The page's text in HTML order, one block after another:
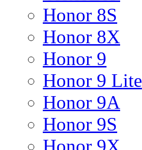
Honor 8S
Honor 8X
Honor 9
Honor 9 Lite
Honor 9A
Honor 9S
Honor 9X